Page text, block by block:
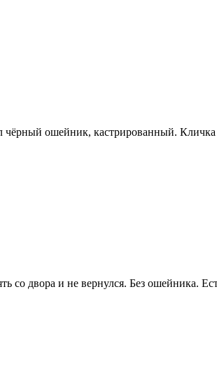
ошейник, кастрированный.
со двора и не вернулся. Без ошейника.